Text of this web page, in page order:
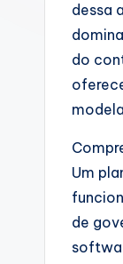
A
dessa
do
Um
de